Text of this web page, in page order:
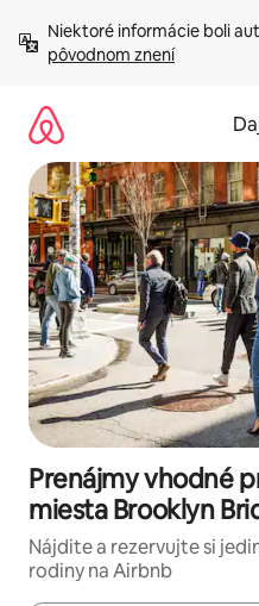
obsah.
Niektoré informácie boli
pôvodnom znení
Prenájmy vhodné
miesta Brooklyn
Nájdite a rezervujte si
rodiny na Airbnb